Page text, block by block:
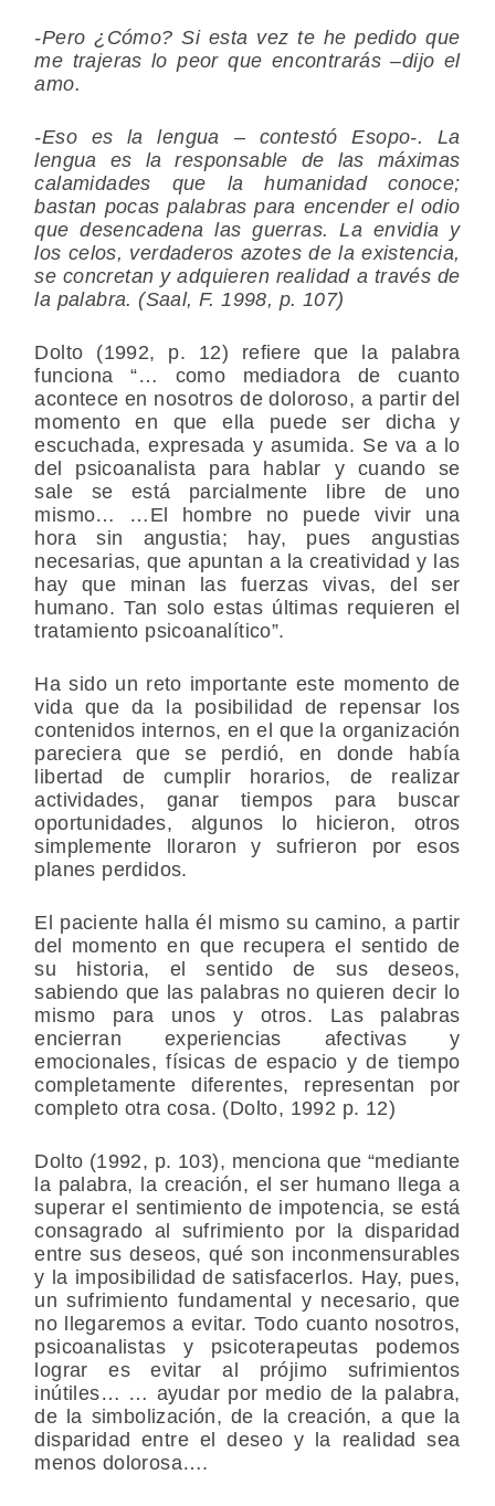
-Pero ¿Cómo? Si esta vez te he pedido que
me trajeras lo peor que encontrarás –dijo el
amo.
-Eso es la lengua – contestó Esopo-. La
lengua es la responsable de las máximas
calamidades que la humanidad conoce;
bastan pocas palabras para encender el odio
que desencadena las guerras. La envidia y
los celos, verdaderos azotes de la existencia,
se concretan y adquieren realidad a través de
la palabra. (Saal, F. 1998, p. 107)
Dolto (1992, p. 12) refiere que la palabra
funciona “… como mediadora de cuanto
acontece en nosotros de doloroso, a partir del
momento en que ella puede ser dicha y
escuchada, expresada y asumida. Se va a lo
del psicoanalista para hablar y cuando se
sale se está parcialmente libre de uno
mismo… …El hombre no puede vivir una
hora sin angustia; hay, pues angustias
necesarias, que apuntan a la creatividad y las
hay que minan las fuerzas vivas, del ser
humano. Tan solo estas últimas requieren el
tratamiento psicoanalítico”.
Ha sido un reto importante este momento de
vida que da la posibilidad de repensar los
contenidos internos, en el que la organización
pareciera que se perdió, en donde había
libertad de cumplir horarios, de realizar
actividades, ganar tiempos para buscar
oportunidades, algunos lo hicieron, otros
simplemente lloraron y sufrieron por esos
planes perdidos.
El paciente halla él mismo su camino, a partir
del momento en que recupera el sentido de
su historia, el sentido de sus deseos,
sabiendo que las palabras no quieren decir lo
mismo para unos y otros. Las palabras
encierran experiencias afectivas y
emocionales, físicas de espacio y de tiempo
completamente diferentes, representan por
completo otra cosa. (Dolto, 1992 p. 12)
Dolto (1992, p. 103), menciona que “mediante
la palabra, la creación, el ser humano llega a
superar el sentimiento de impotencia, se está
consagrado al sufrimiento por la disparidad
entre sus deseos, qué son inconmensurables
y la imposibilidad de satisfacerlos. Hay, pues,
un sufrimiento fundamental y necesario, que
no llegaremos a evitar. Todo cuanto nosotros,
psicoanalistas y psicoterapeutas podemos
lograr es evitar al prójimo sufrimientos
inútiles… … ayudar por medio de la palabra,
de la simbolización, de la creación, a que la
disparidad entre el deseo y la realidad sea
menos dolorosa….